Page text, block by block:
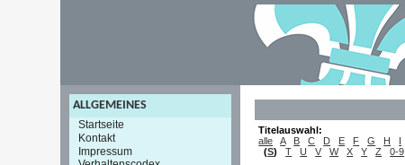
ALLGEMEINES
Startseite
Kontakt
Impressum
Titelauswahl:
alle
A B C D E F G H I
(S) T U V W X Y Z 0-9